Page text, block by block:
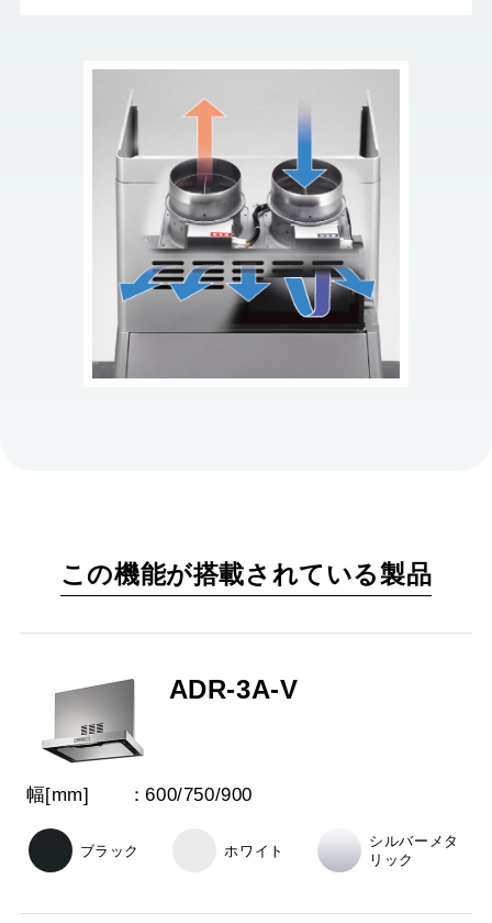
この機能が搭載されている製品
ADR-3A-V
幅[mm] 600/750/900
ブラック ホワイト
シルバーメタ
リック